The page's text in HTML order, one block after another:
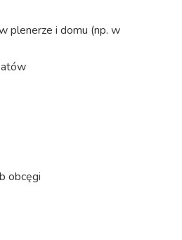
plenerze i domu (np. w
obcęgi